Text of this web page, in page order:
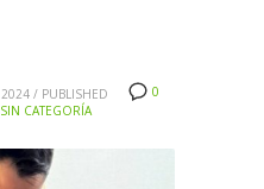
0
2024 / PUBLISHED
SIN CATEGORÍA